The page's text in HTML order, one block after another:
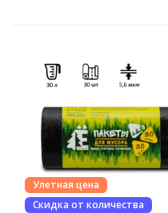
Улетная цена
Скидка от количества